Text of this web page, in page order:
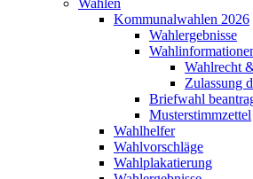
Wahlen
Kommunalwahlen 2026
Wahlergebnisse
Wahlrecht
Zulassung
Briefwahl
Musterstimmzettel
Wahlhelfer
Wahlvorschläge
Wahlplakatierung